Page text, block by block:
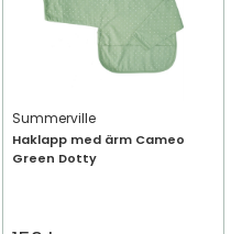
Summerville
Haklapp med ärm Cameo
Green Dotty